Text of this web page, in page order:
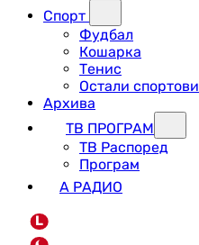
Спорт
Фудбал
Кошарка
Тенис
Остали спортови
Архива
ТВ ПРОГРАМ
ТВ Распоред
Програм
А РАДИО
L